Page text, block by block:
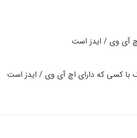
آی وی / ایدز است
با کسی که دارای اچ آی وی / ایدز است